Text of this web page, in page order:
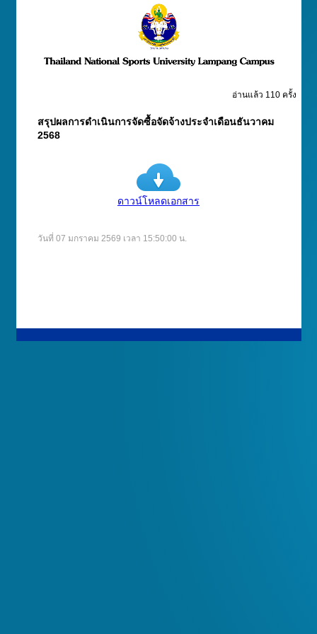
อ่านแล้ว 110 ครั้ง
สรุปผลการดำเนินการจัดซื้อจัดจ้างประจำเดือนธันวาคม
2568
ดาวน์โหลดเอกสาร
วันที่ 07 มกราคม 2569 เวลา 15:50:00 น.